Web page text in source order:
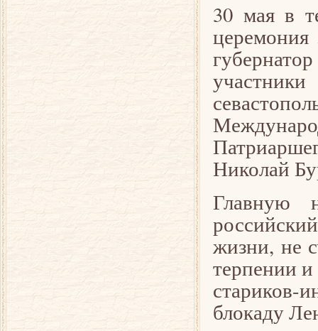
30 мая в
церемония
Николай
Главную
жизни, не
терпении
блокаду